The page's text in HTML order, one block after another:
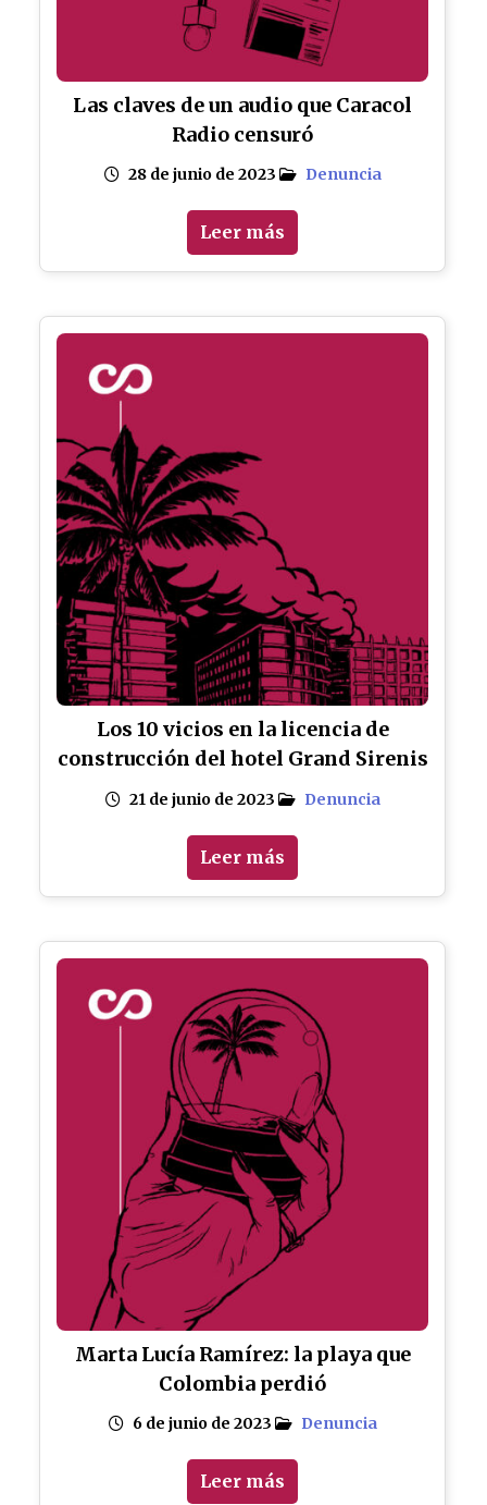
Las claves de un audio que Caracol
Radio censuró
28 de junio de 2023 Denuncia
Leer más
Los 10 vicios en la licencia de
construcción del hotel Grand Sirenis
21 de junio de 2023 Denuncia
Leer más
Marta Lucía Ramírez: la playa que
Colombia perdió
6 de junio de 2023 Denuncia
Leer más